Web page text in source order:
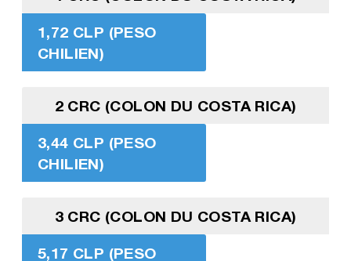
1,72 CLP (PESO
CHILIEN)
2 CRC (COLON DU COSTA RICA)
3,44 CLP (PESO
CHILIEN)
3 CRC (COLON DU COSTA RICA)
5,17 CLP (PESO